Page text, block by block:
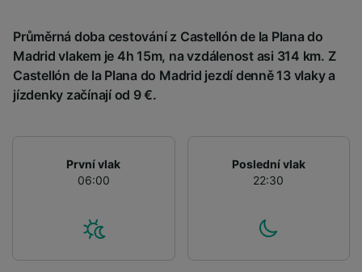
Průměrná doba cestování z Castellón de la Plana do
Madrid vlakem je 4h 15m, na vzdálenost asi 314 km. Z
Castellón de la Plana do Madrid jezdí denně 13 vlaky a
jízdenky začínají od 9 €.
První vlak
06:00
Poslední vlak
22:30